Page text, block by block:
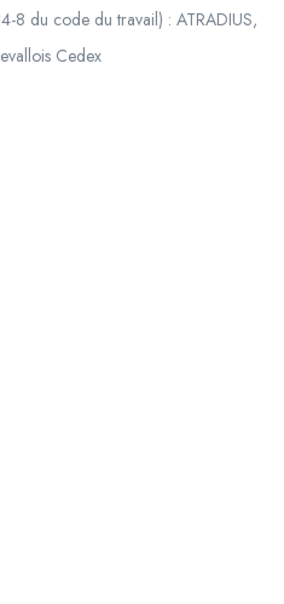
8 du code du travail) : ATRADIUS,
Cedex